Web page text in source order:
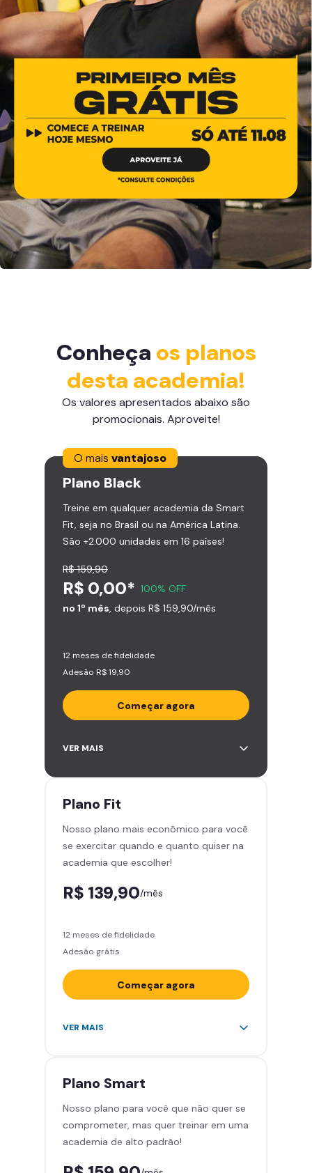
Conheça os planos
desta academia!
Os valores apresentados abaixo são
promocionais. Aproveite!
O mais vantajoso
Plano Black
Treine em qualquer academia da Smart
Fit, seja no Brasil ou na América Latina.
São +2.000 unidades em 16 países!
R$ 159,90
R$ 0,00* 100% OFF
no 1º mês, depois R$ 159,90/mês
12 meses de fidelidade
Adesão R$ 19,90
Começar agora
Acesso ilimitado a +2.000
Leve 5 amigos por mês para
Cadeira de massagem
Skeelo App (Audiobook)*
Área de musculação e aeróbicos
Smart Fit App
VER MAIS
Plano Fit
Nosso plano mais econômico para você
se exercitar quando e quanto quiser na
academia que escolher!
R$ 139,90/mês
12 meses de fidelidade
Adesão grátis
Começar agora
Acesso ilimitado a +2.000
Cadeira de massagem
Skeelo App (Audiobook)*
Área de musculação e aeróbicos
Smart Fit App
VER MAIS
Plano Smart
Nosso plano para você que não quer se
comprometer, mas quer treinar em uma
academia de alto padrão!